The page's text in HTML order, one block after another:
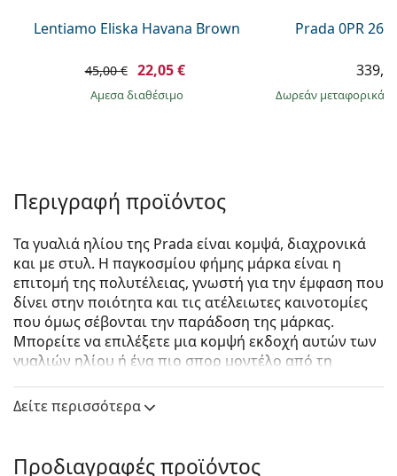
Lentiamo Eliska Havana Brown
45,00 € 22,05 €
άμεσα διαθέσιμο
Prada 0PR
Δωρεάν μεταφορικά
Περιγραφή προϊόντος
Τα γυαλιά ηλίου της Prada είναι κομψά, διαχρονικά
και με στυλ. Η παγκοσμίου φήμης μάρκα είναι η
επιτομή της πολυτέλειας, γνωστή για την έμφαση που
δίνει στην ποιότητα και τις ατέλειωτες καινοτομίες
που όμως σέβονται την παράδοση της μάρκας.
Μπορείτε να επιλέξετε μια κομψή εκδοχή αυτών των
γυαλιών ηλίου ή ένα πιο σπορ μοντέλο από τη
λωρίδα. Όποιο στυλ κι αν επιλέξετε, με τα γυαλιά
ηλίου Prada θα είστε πάντα εξαιρετικοί και
Prada 0PR 14WS 2AU651 52είναι γυναικεία γυαλιά
Δείτε περισσότερα
Προδιαγραφές προϊόντος